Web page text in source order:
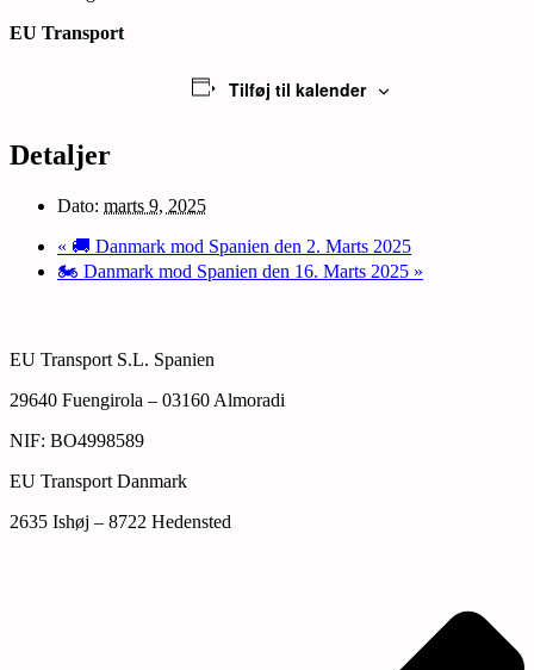
EU Transport
Tilføj til kalender
Detaljer
Dato: marts 9, 2025
« 🚚 Danmark mod Spanien den 2. Marts 2025
🏍️ Danmark mod Spanien den 16. Marts 2025 »
EU Transport S.L. Spanien
29640 Fuengirola – 03160 Almoradi
NIF: BO4998589
EU Transport Danmark
2635 Ishøj – 8722 Hedensted